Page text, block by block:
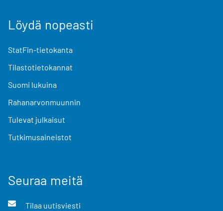
Löydä nopeasti
StatFin-tietokanta
Tilastotietokannat
Suomi lukuina
Rahanarvonmuunnin
Tulevat julkaisut
Tutkimusaineistot
Seuraa meitä
Tilaa uutisviesti